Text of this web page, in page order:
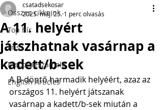
Összes cikkeink
Top hír
Friss
Meccsbeszámoló
English Articles
A 11. helyért
játszhatnak vasárnap a
kadett/b-sek
csatadsekosar
2025. máj. 25. 1 perc olvasás
A B-döntő harmadik helyéért, azaz az
országos 11. helyért játszanak
vasárnap a kadett/b-sek miután a